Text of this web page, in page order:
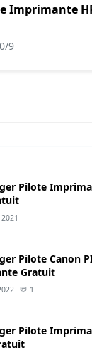
Imprimante
9
Pilote
Pilote Canon
Gratuit
1
Pilote